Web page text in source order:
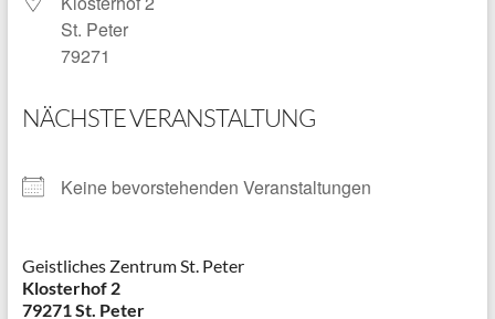
St. Peter
79271
NÄCHSTE VERANSTALTUNG
Keine bevorstehenden Veranstaltungen
Geistliches Zentrum St. Peter
Klosterhof 2
79271 St. Peter